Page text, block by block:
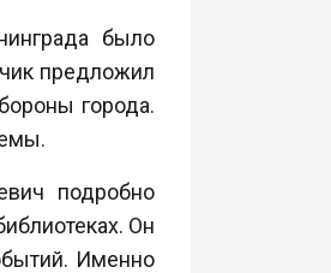
было
предложил
города.
подробно
Он
Именно